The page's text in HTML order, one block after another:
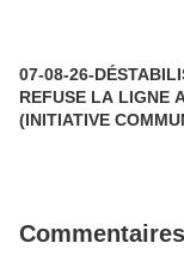
07-08-26-
REFUSE LA LIGNE
(INITIATIVE
Commentaires